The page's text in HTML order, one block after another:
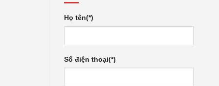
Họ tên(*)
Số điện thoại(*)